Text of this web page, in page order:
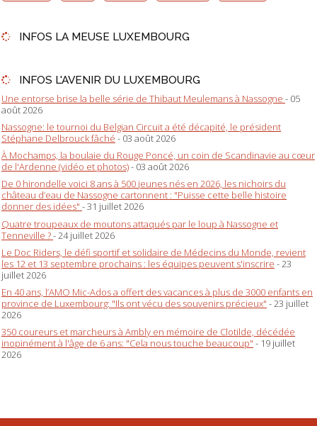
INFOS LA MEUSE LUXEMBOURG
INFOS L'AVENIR DU LUXEMBOURG
Une entorse brise la belle série de Thibaut Meulemans à Nassogne - 05
août 2026
Nassogne: le tournoi du Belgian Circuit a été décapité, le président
Stéphane Delbrouck fâché - 03 août 2026
À Mochamps, la boulaie du Rouge Poncé, un coin de Scandinavie au cœur
de l'Ardenne (vidéo et photos)- 03 août 2026
De 0 hirondelle voici 8 ans à 500 jeunes nés en 2026, les nichoirs du
château d’eau de Nassogne cartonnent : "Puisse cette belle histoire
donner des idées" - 31 juillet 2026
Quatre troupeaux de moutons attaqués par le loup à Nassogne et
Tenneville ?- 24 juillet 2026
Le Doc Riders, le défi sportif et solidaire de Médecins du Monde, revient
les 12 et 13 septembre prochains : les équipes peuvent s'inscrire - 23
juillet 2026
En 40 ans, l’AMO Mic-Ados a offert des vacances à plus de 3000 enfants en
province de Luxembourg: "Ils ont vécu des souvenirs précieux" - 23 juillet
2026
350 coureurs et marcheurs à Ambly en mémoire de Clotilde, décédée
inopinément à l'âge de 6 ans: "Cela nous touche beaucoup" - 19 juillet
2026